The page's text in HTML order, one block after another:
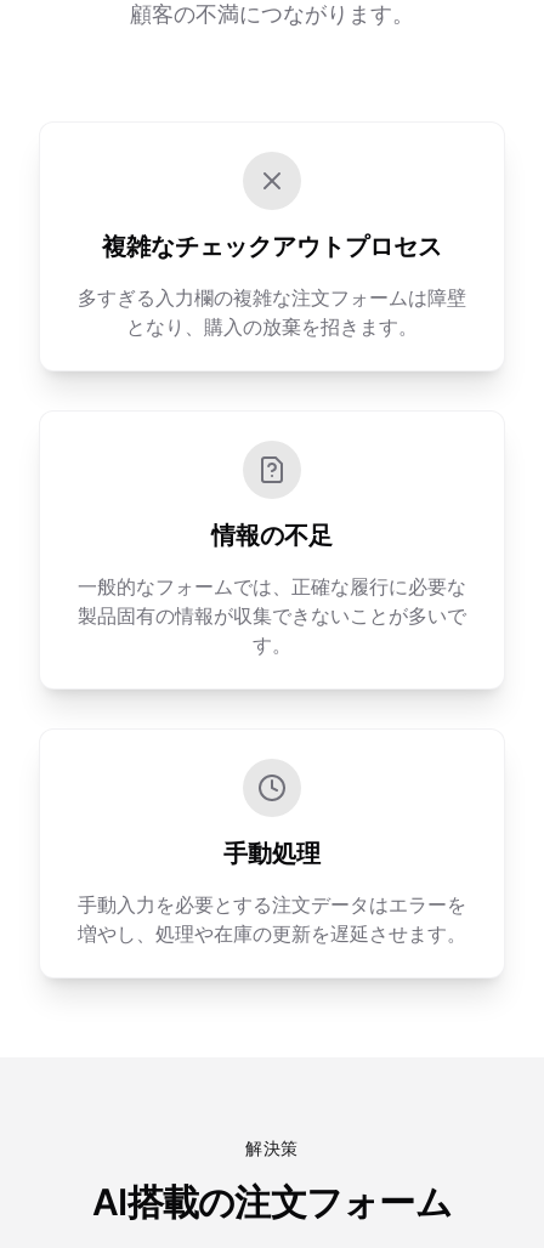
顧客の不満につながります。
複雑なチェックアウトプロセス
多すぎる入力欄の複雑な注文フォームは障壁
となり、購入の放棄を招きます。
情報の不足
一般的なフォームでは、正確な履行に必要な
製品固有の情報が収集できないことが多いで
す。
手動処理
手動入力を必要とする注文データはエラーを
増やし、処理や在庫の更新を遅延させます。
解決策
AI搭載の注文フォーム